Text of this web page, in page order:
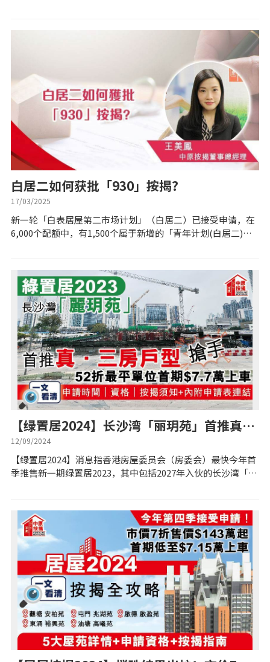
按揭全面睇
新闻/研究
公司动态
按市新闻
统计数据库
按揭智库
楼按专栏
按揭百科
实时银行资讯
装修·保险优惠
免费装修转介服务
火险、家居、宠物保险
保险资讯专栏
联络我们
联络方式
白居二如何获批「930」按揭?
17/03/2025
新一轮「白表居屋第二市场计划」（白居二）已接受申请，在
6,000个配额中，有1,500个属于新增的「青年计划(白居二)」
【绿置居2024】长沙湾「丽玥苑」首推真‧
三房户型！9.19拣楼！ 一文看清屋苑资料
+按揭须知
12/09/2024
【绿置居2024】消息指香港房屋委员会（房委会）最快今年首
季推售新一期绿置居2023，其中包括2027年入伙的长沙湾「丽